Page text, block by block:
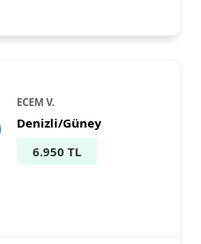
ECEM V.
Denizli/Güney
6.950 TL